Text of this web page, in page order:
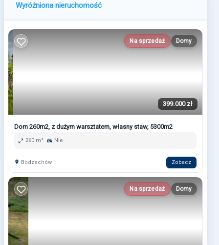
Wyróżniona nieruchomość
Na sprzedaż Domy
399.000 zł
Dom 260m2, z dużym warsztatem, własny staw, 5300m2
260 m² Nie
Bodzechów Zobacz
Na sprzedaż Domy